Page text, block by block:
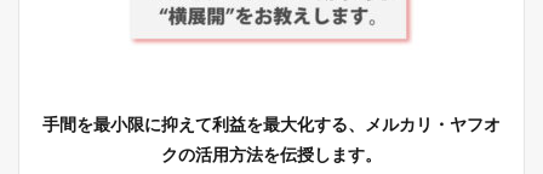
手間を最小限に抑えて利益を最大化する、メルカリ・ヤフオ
クの活用方法を伝授します。